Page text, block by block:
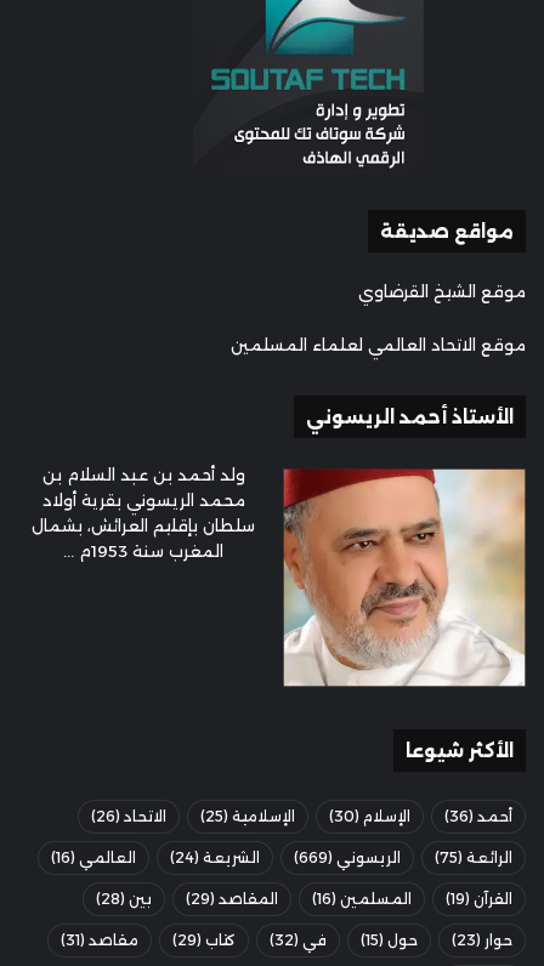
مواقع صديقة
موقع الشيخ القرضاوي
موقع الاتحاد العالمي لعلماء المسلمين
الأستاذ أحمد الريسوني
ولد أحمد بن عبد السلام بن
محمد الريسوني بقرية أولاد
سلطان بإقليم العرائش، بشمال
المغرب سنة 1953م ...
الأكثر شيوعا
أحمد (36) الإسلام (30) الإسلامية (25) الاتحاد (26)
الرائعة (75) الريسوني (669) الشريعة (24) العالمي (16)
القرآن (19) المسلمين (16) المقاصد (29) بين (28)
حوار (23) حول (15) في (32) كتاب (29) مقاصد (31)